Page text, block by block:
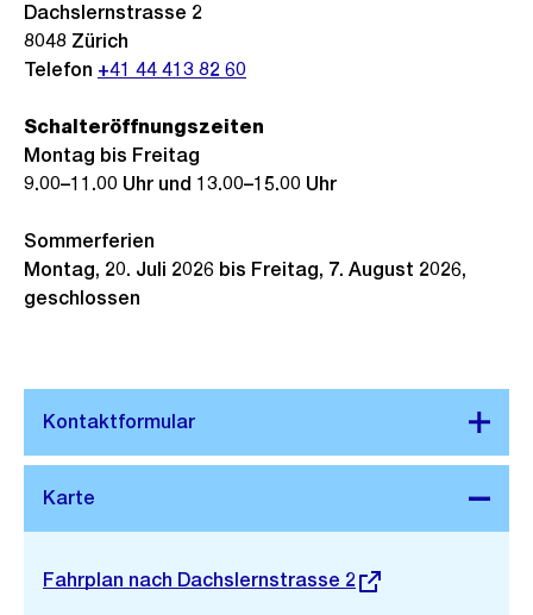
Schalteröffnungszeiten
Montag bis Freitag
9.00–11.00 Uhr und 13.00–15.00 Uhr
Sommerferien
Montag, 20. Juli 2026 bis Freitag, 7. August 2026,
geschlossen
Stadtplan 3D
Externer
Fahrplan nach Dachslernstrasse 2
Dachslernstrasse 2
8048 Zürich
Telefon +41 44 413 82 60